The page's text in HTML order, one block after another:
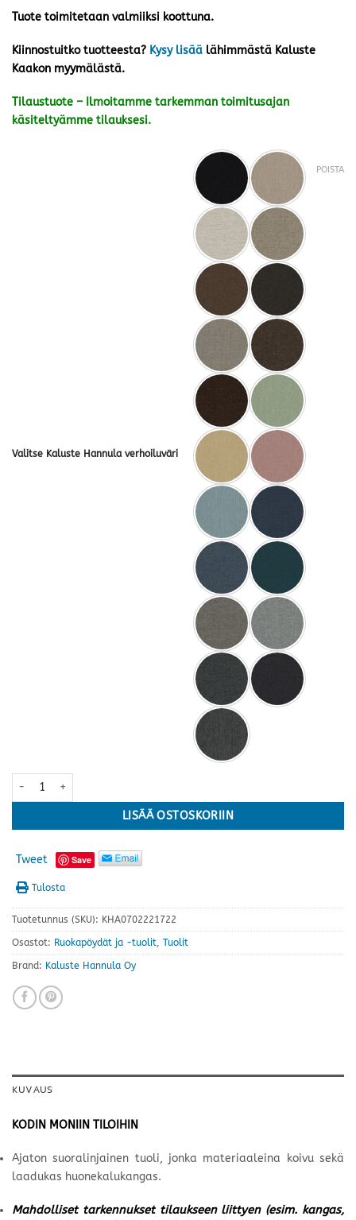
Tuote toimitetaan valmiiksi koottuna.
Kiinnostuitko tuotteesta? Kysy lisää lähimmästä Kaluste
Kaakon myymälästä.
Tilaustuote – Ilmoitamme tarkemman toimitusajan
käsiteltyämme tilauksesi.
Valitse Kaluste Hannula verhoiluväri
POISTA
Kuura tuoli, musta · useita verhoiluvärejä määrä
LISÄÄ OSTOSKORIIN
Tweet Save
Tulosta
Tuotetunnus (SKU): KHA0702221722
Osastot: Ruokapöydät ja -tuolit Tuolit
Brand: Kaluste Hannula Oy
KUVAUS
KODIN MONIIN TILOIHIN
Ajaton suoralinjainen tuoli, jonka materiaaleina koivu sekä
laadukas huonekalukangas.
Mahdolliset tarkennukset tilaukseen liittyen (esim. kangas,